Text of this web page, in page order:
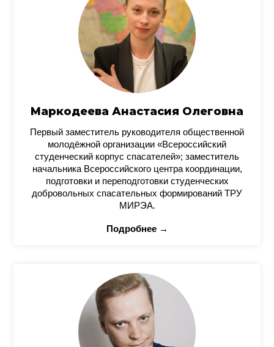
Маркодеева Анастасия Олеговна
Первый заместитель руководителя общественной
молодёжной организации «Всероссийский
студенческий корпус спасателей»; заместитель
начальника Всероссийского центра координации,
подготовки и переподготовки студенческих
добровольных спасательных формирований ТРУ
МИРЭА.
Подробнее →